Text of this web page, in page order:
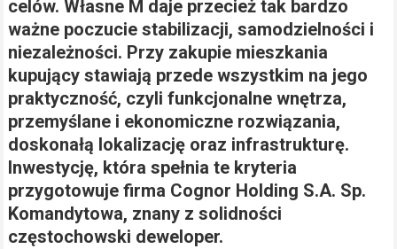
celów. Własne M daje przecież tak bardzo
ważne poczucie stabilizacji, samodzielności i
niezależności. Przy zakupie mieszkania
kupujący stawiają przede wszystkim na jego
praktyczność, czyli funkcjonalne wnętrza,
przemyślane i ekonomiczne rozwiązania,
doskonałą lokalizację oraz infrastrukturę.
Inwestycję, która spełnia te kryteria
przygotowuje firma Cognor Holding S.A. Sp.
Komandytowa, znany z solidności
częstochowski deweloper.